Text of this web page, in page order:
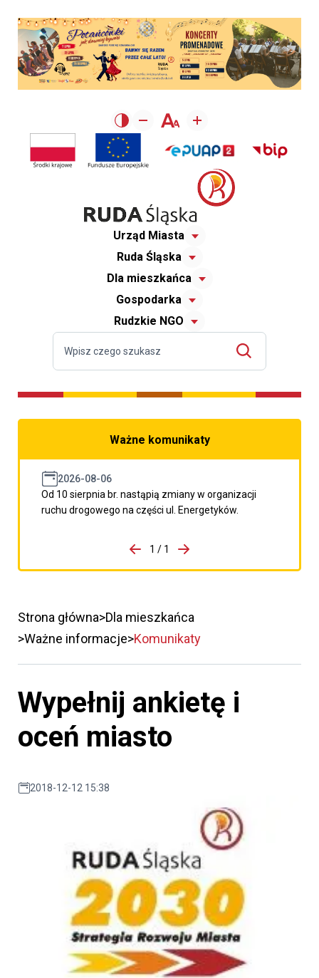
Urząd Miasta
Ruda Śląska
Dla mieszkańca
Gospodarka
Rudzkie NGO
Ważne komunikaty
2026-08-06
Od 10 sierpnia br. nastąpią zmiany w organizacji
ruchu drogowego na części ul. Energetyków.
porzpedniego komunikatu
1 / 1
Przejdź do następnego
Strona główna Dla mieszkańca
Ważne informacje Komunikaty
Wypełnij ankietę i
oceń miasto
2018-12-12 15:38